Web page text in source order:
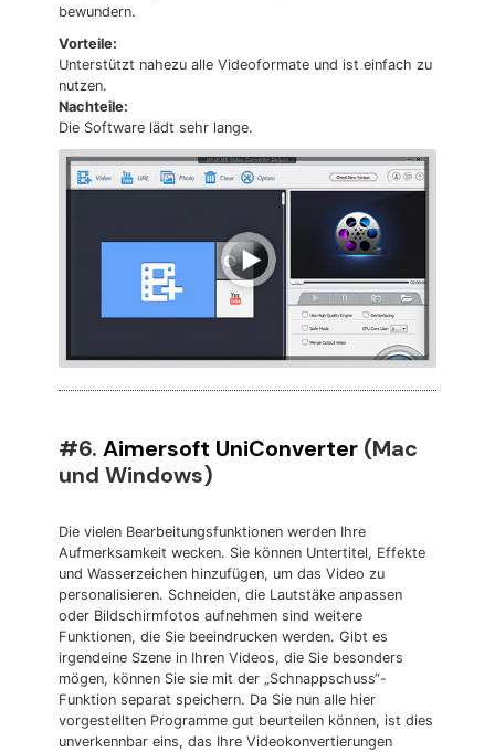
bewundern.
Vorteile:
Unterstützt nahezu alle Videoformate und ist einfach zu
nutzen.
Nachteile:
Die Software lädt sehr lange.
#6.Aimersoft UniConverter (Mac
und Windows)
Die vielen Bearbeitungsfunktionen werden Ihre
Aufmerksamkeit wecken. Sie können Untertitel, Effekte
und Wasserzeichen hinzufügen, um das Video zu
personalisieren. Schneiden, die Lautstäke anpassen
oder Bildschirmfotos aufnehmen sind weitere
Funktionen, die Sie beeindrucken werden. Gibt es
irgendeine Szene in Ihren Videos, die Sie besonders
mögen, können Sie sie mit der „Schnappschuss“-
Funktion separat speichern. Da Sie nun alle hier
vorgestellten Programme gut beurteilen können, ist dies
unverkennbar eins, das Ihre Videokonvertierungen